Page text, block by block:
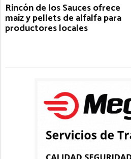
Rincón de los Sauces ofrece
maíz y pellets de alfalfa para
productores locales